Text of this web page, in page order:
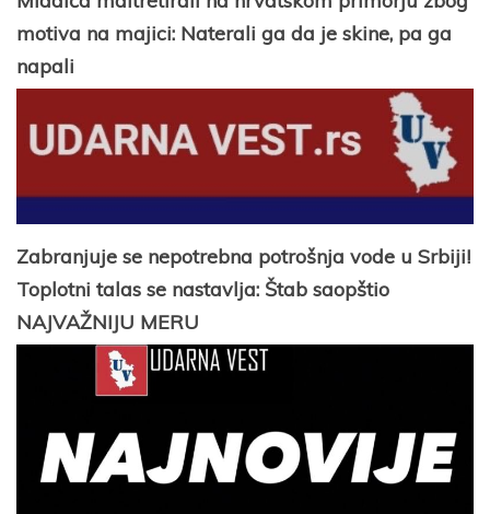
motiva na majici: Naterali ga da je skine, pa ga
napali
Zabranjuje se nepotrebna potrošnja vode u Srbiji!
Toplotni talas se nastavlja: Štab saopštio
NAJVAŽNIJU MERU